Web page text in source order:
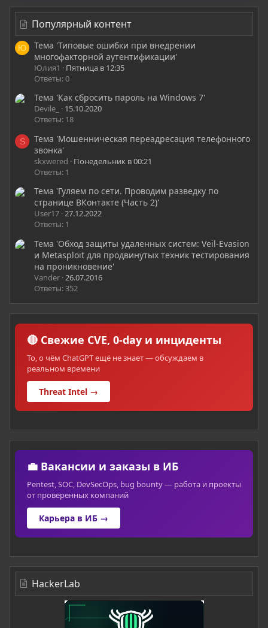
Популярный контент
Ю
Тема 'Типовые ошибки при внедрении
многофакторной аутентификации'
Юлия1
Пятница в 12:35
Ответы: 0
Тема 'Как сбросить пароль на Windows 7'
Devile_
15.10.2020
Ответы: 18
S
Тема 'Мошенническая переадресация телефонного
звонка'
skxwered
Понедельник в 00:21
Ответы: 1
Тема 'Гуляем по сети. Проводим разведку по
странице ВКонтакте (Часть 2)'
User17 27.12.2022
Ответы: 1
Тема 'Обход защиты удаленных систем: Veil-Evasion
и Metasploit для продвинутых техник тестирования
на проникновение'
Vander 26.07.2016
Ответы: 352
🔴 Свежие CVE, 0-day и инциденты
То, о чём ChatGPT ещё не знает — обсуждаем в
реальном времени
Threat Intel →
💼 Вакансии и заказы в ИБ
Pentest, SOC, DevSecOps, bug bounty — работа и проекты
от проверенных компаний
Карьера в ИБ →
HackerLab